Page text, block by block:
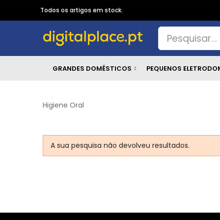
Todos os artigos em stock.
GRANDES DOMÉSTICOS PEQUENOS
Higiene Oral
A sua pesquisa não devolveu resultados.